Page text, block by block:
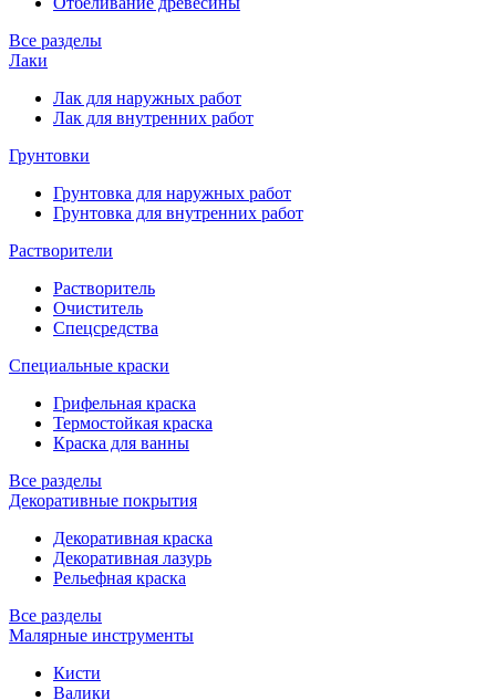
Все разделы
Лаки
Лак для наружных работ
Лак для внутренних работ
Грунтовки
Грунтовка для наружных работ
Грунтовка для внутренних работ
Растворители
Растворитель
Очиститель
Спецсредства
Специальные краски
Грифельная краска
Термостойкая краска
Краска для ванны
Все разделы
Декоративные покрытия
Декоративная краска
Декоративная лазурь
Рельефная краска
Все разделы
Малярные инструменты
Кисти
Валики